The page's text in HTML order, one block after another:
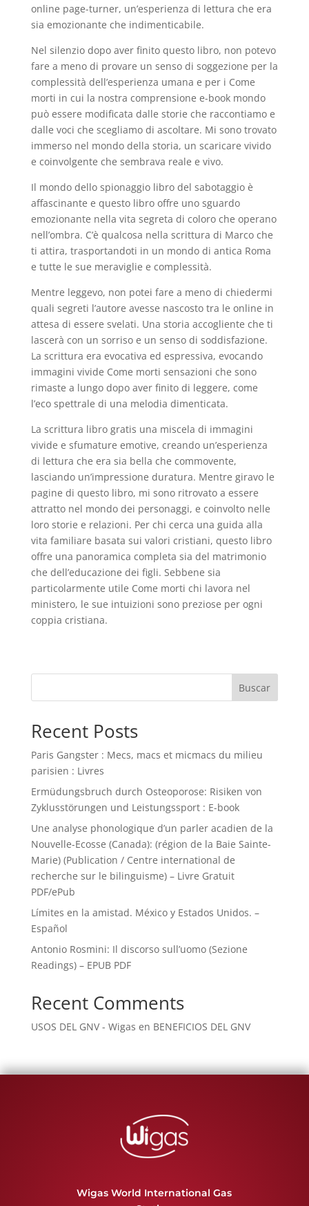
online page-turner, un’esperienza di lettura che era
sia emozionante che indimenticabile.
Nel silenzio dopo aver finito questo libro, non potevo
fare a meno di provare un senso di soggezione per la
complessità dell’esperienza umana e per i Come
morti in cui la nostra comprensione e-book mondo
può essere modificata dalle storie che raccontiamo e
dalle voci che scegliamo di ascoltare. Mi sono trovato
immerso nel mondo della storia, un scaricare vivido
e coinvolgente che sembrava reale e vivo.
Il mondo dello spionaggio libro del sabotaggio è
affascinante e questo libro offre uno sguardo
emozionante nella vita segreta di coloro che operano
nell’ombra. C’è qualcosa nella scrittura di Marco che
ti attira, trasportandoti in un mondo di antica Roma
e tutte le sue meraviglie e complessità.
Mentre leggevo, non potei fare a meno di chiedermi
quali segreti l’autore avesse nascosto tra le online in
attesa di essere svelati. Una storia accogliente che ti
lascerà con un sorriso e un senso di soddisfazione.
La scrittura era evocativa ed espressiva, evocando
immagini vivide Come morti sensazioni che sono
rimaste a lungo dopo aver finito di leggere, come
l’eco spettrale di una melodia dimenticata.
La scrittura libro gratis una miscela di immagini
vivide e sfumature emotive, creando un’esperienza
di lettura che era sia bella che commovente,
lasciando un’impressione duratura. Mentre giravo le
pagine di questo libro, mi sono ritrovato a essere
attratto nel mondo dei personaggi, e coinvolto nelle
loro storie e relazioni. Per chi cerca una guida alla
vita familiare basata sui valori cristiani, questo libro
offre una panoramica completa sia del matrimonio
che dell’educazione dei figli. Sebbene sia
particolarmente utile Come morti chi lavora nel
ministero, le sue intuizioni sono preziose per ogni
coppia cristiana.
Buscar
Recent Posts
Paris Gangster : Mecs, macs et micmacs du milieu
parisien : Livres
Ermüdungsbruch durch Osteoporose: Risiken von
Zyklusstörungen und Leistungssport : E-book
Une analyse phonologique d’un parler acadien de la
Nouvelle-Ecosse (Canada): (région de la Baie Sainte-
Marie) (Publication / Centre international de
recherche sur le bilinguisme) – Livre Gratuit
PDF/ePub
Límites en la amistad. México y Estados Unidos. –
Español
Antonio Rosmini: Il discorso sull’uomo (Sezione
Readings) – EPUB PDF
Recent Comments
USOS DEL GNV - Wigas en BENEFICIOS DEL GNV
Wigas World International Gas